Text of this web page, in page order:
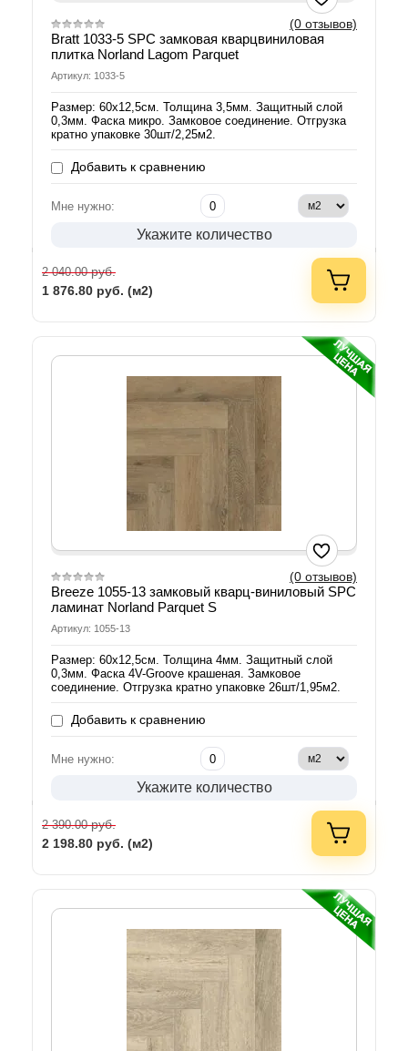
(0 отзывов)
Bratt 1033-5 SPC замковая кварцвиниловая
плитка Norland Lagom Parquet
Артикул: 1033-5
Размер: 60х12,5см. Толщина 3,5мм. Защитный слой
0,3мм. Фаска микро. Замковое соединение. Отгрузка
кратно упаковке 30шт/2,25м2.
Добавить к сравнению
Мне нужно:
Укажите количество
2 040.00руб.
1 876.80 руб. (м2)
(0 отзывов)
Breeze 1055-13 замковый кварц-виниловый SPC
ламинат Norland Parquet S
Артикул: 1055-13
Размер: 60х12,5см. Толщина 4мм. Защитный слой
0,3мм. Фаска 4V-Groove крашеная. Замковое
соединение. Отгрузка кратно упаковке 26шт/1,95м2.
Добавить к сравнению
Мне нужно:
Укажите количество
2 390.00руб.
2 198.80 руб. (м2)